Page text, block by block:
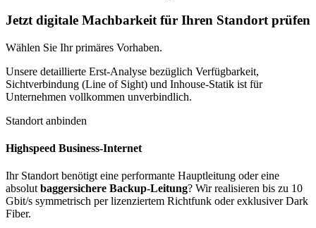
Jetzt digitale Machbarkeit für Ihren Standort prüfen
Wählen Sie Ihr primäres Vorhaben.
Unsere detaillierte Erst-Analyse bezüglich Verfügbarkeit,
Sichtverbindung (Line of Sight) und Inhouse-Statik ist für
Unternehmen vollkommen unverbindlich.
Standort anbinden
Highspeed Business-Internet
Ihr Standort benötigt eine performante Hauptleitung oder eine
absolut baggersichere Backup-Leitung? Wir realisieren bis zu 10
Gbit/s symmetrisch per lizenziertem Richtfunk oder exklusiver Dark
Fiber.